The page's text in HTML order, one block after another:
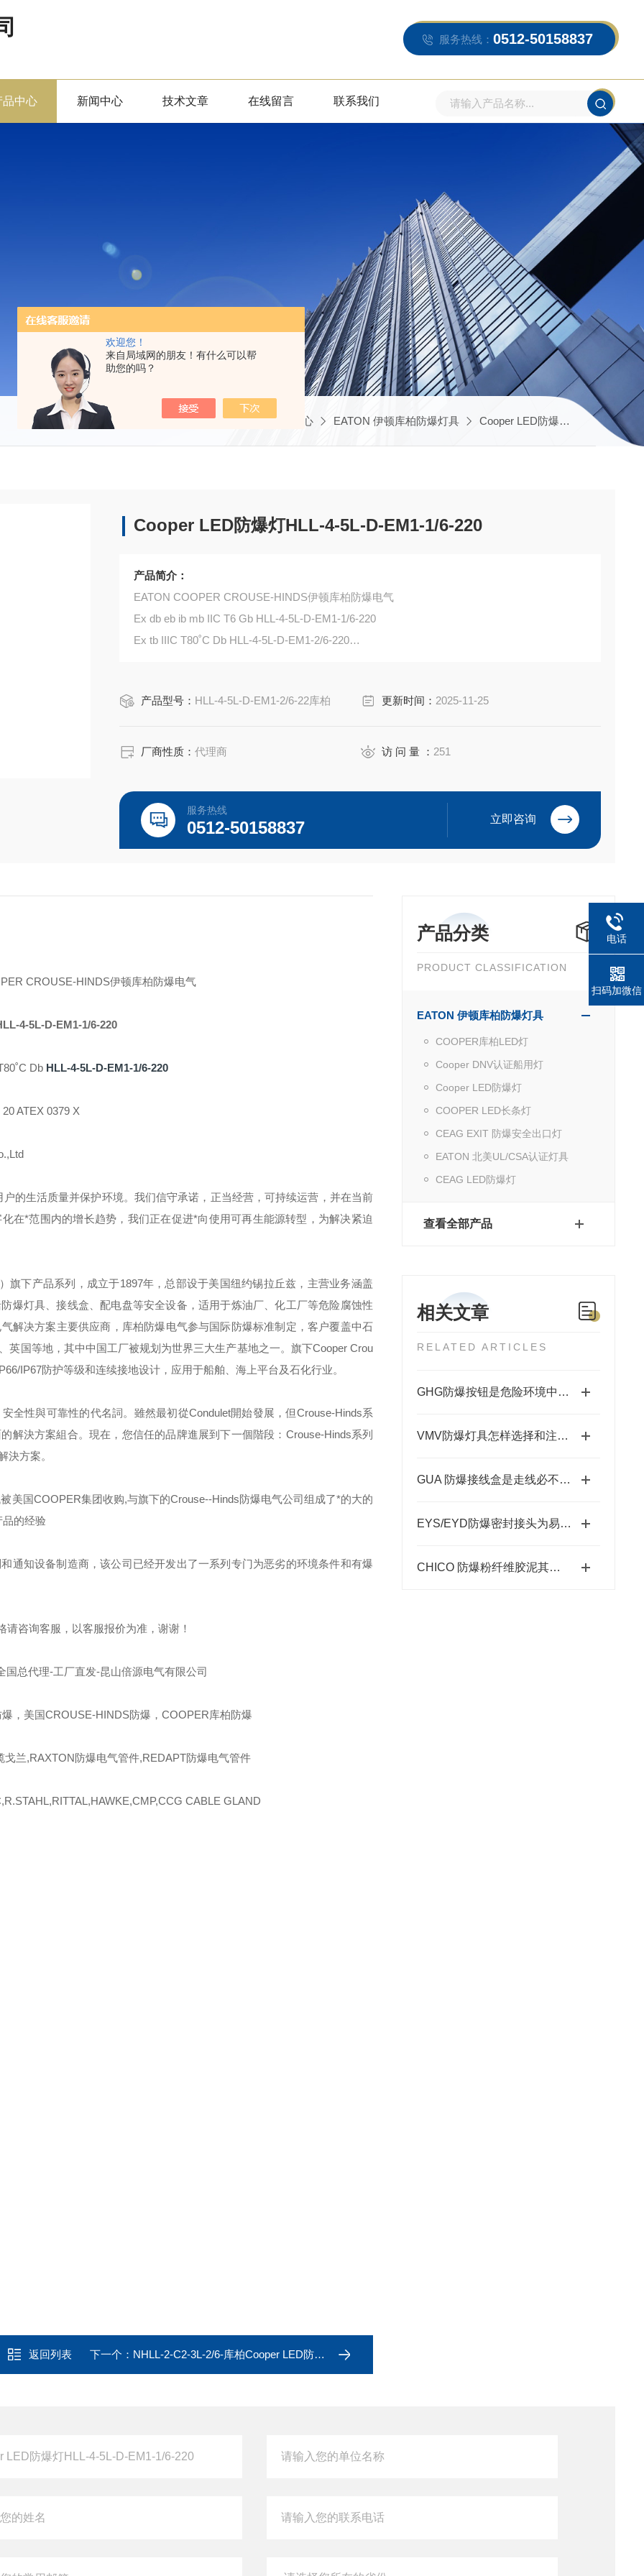
欢迎您！
来自局域网的朋友！有什么可以帮
助您的吗？
服务热线： 0512-50158837
品中心 新闻中心 技术文章 在线留言 联系我们
当前位置：首页 产品中心 EATON 伊顿库柏防爆灯具 Cooper LED防爆灯 HLL-4-5L-
Cooper LED防爆灯HLL-4-5L-D-EM1-1/6-220
产品简介：
EATON COOPER CROUSE-HINDS伊顿库柏防爆电气
Ex db eb ib mb IIC T6 Gb HLL-4-5L-D-EM1-1/6-220
Ex tb IIIC T80˚C Db HLL-4-5L-D-EM1-2/6-220
产品型号： HLL-4-5L-D-EM1-2/6-22库柏 更新时间： 2025-11-25
厂商性质：代理商 访 问 量 ： 251
服务热线
0512-50158837 立即咨询
产品分类
PRODUCT CLASSIFICATION
EATON 伊顿库柏防爆灯具
COOPER库柏LED灯
Cooper DNV认证船用灯
Cooper LED防爆灯
COOPER LED长条灯
CEAG EXIT 防爆安全出口灯
EATON 北美UL/CSA认证灯具
CEAG LED防爆灯
查看全部产品
相关文章
RELATED ARTICLES
GHG防爆按钮是危险环境中的安全开关使者
VMV防爆灯具怎样选择和注意事项
GUA 防爆接线盒是走线必不可少的配件之一
EYS/EYD防爆密封接头为易爆环境筑牢安全防线
CHICO 防爆粉纤维胶泥其出色的防爆性能在许多领域发挥着重要的作用
CROUSE-HINDS伊顿库柏防爆电气
4-5L-D-EM1-1/6-220
Db HLL-4-5L-D-EM1-1/6-220
ATEX 0379 X
的生活质量并保护环境。我们信守承诺，正当经营，可持续运营，并在当前
在*范围内的增长趋势，我们正在促进*向使用可再生能源转型，为解决紧迫
旗下产品系列，成立于1897年，总部设于美国纽约锡拉丘兹，主营业务涵盖
爆灯具、接线盒、配电盘等安全设备，适用于炼油厂、化工厂等危险腐蚀性
解决方案主要供应商，库柏防爆电气参与国际防爆标准制定，客户覆盖中石
英国等地，其中中国工厂被规划为世界三大生产基地之一。旗下Cooper Crou
IP67防护等级和连续接地设计，应用于船舶、海上平台及石化行业。
全性與可靠性的代名詞。雖然最初從Condulet開始發展，但Crouse-Hinds系
解決方案組合。現在，您信任的品牌進展到下一個階段： Crouse-Hinds系列
決方案。
美国COOPER集团收购,与旗下的Crouse--Hinds防爆电气公司组成了*的大的
的经验
通知设备制造商，该公司已经开发出了一系列专门为恶劣的环境条件和有爆
请咨询客服，以客服报价为准，谢谢！
国总代理-工厂直发-昆山倍源电气有限公司
，美国CROUSE-HINDS防爆，COOPER库柏防爆
兰,RAXTON防爆电气管件,REDAPT防爆电气管件
CABLE GLAND
返回列表 下一个： NHLL-2-C2-3L-2/6-库柏Cooper LED防爆灯NHLL-2-C2-3L-1/6-220-N
电话
扫码加微信